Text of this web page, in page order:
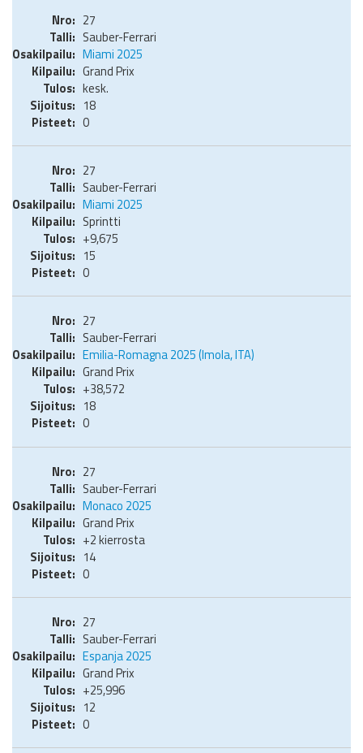
27
Sauber-Ferrari
Miami 2025
Grand Prix
kesk.
18
0
27
Sauber-Ferrari
Miami 2025
Sprintti
+9,675
15
0
27
Sauber-Ferrari
Emilia-Romagna 2025 (Imola, ITA)
Grand Prix
+38,572
18
0
27
Sauber-Ferrari
Monaco 2025
Grand Prix
+2 kierrosta
14
0
27
Sauber-Ferrari
Espanja 2025
Grand Prix
+25,996
12
0